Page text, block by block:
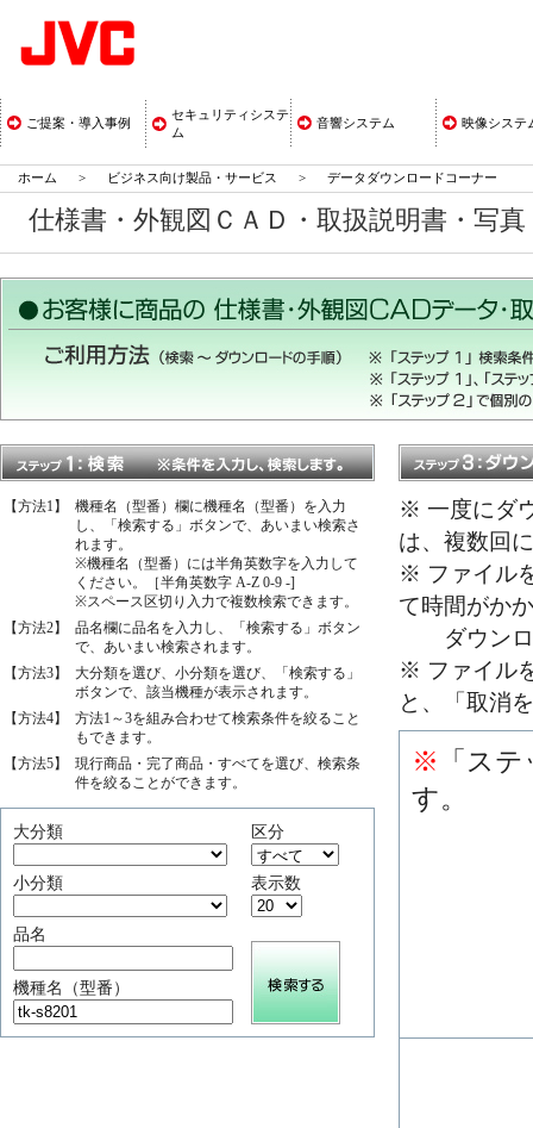
ご提案・導入事例
セキュリティシステ
ム
音響システム 映像システ
ホーム > ビジネス向け製品・サービス > データダウンロードコーナー
仕様書・外観図ＣＡＤ・取扱説明書・
【方法1】
機種名（型番）欄に機種名（型番）を入力
し、「検索する」ボタンで、あいまい検索さ
れます。
※機種名（型番）には半角英数字を入力して
ください。［半角英数字 A-Z 0-9 -]
※スペース区切り入力で複数検索できます。
【方法2】
品名欄に品名を入力し、「検索する」ボタン
で、あいまい検索されます。
【方法3】
大分類を選び、小分類を選び、「検索する」
ボタンで、該当機種が表示されます。
【方法4】
方法1～3を組み合わせて検索条件を絞ること
もできます。
【方法5】
現行商品・完了商品・すべてを選び、検索条
件を絞ることができます。
大分類 区分
小分類 表示数
品名
機種名（型番）
※ 一度にダ
は、複数回
※ ファイル
て時間がか
ダウンロ
※ ファイル
と、「取消
※
「ス
す。